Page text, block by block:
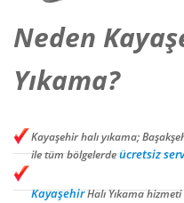
Neden
Yıkama?
Kayaşehir halı yıkama;
ile tüm bölgelerdeücretsiz
KayaşehirHalı Yıkama hizmeti